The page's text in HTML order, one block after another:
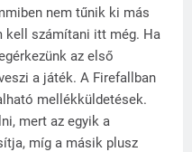
nem tűnik ki más
kell számítani itt még. Ha
az első
a játék. A Firefallban
mellékküldetések.
mert az egyik a
míg a másik plusz